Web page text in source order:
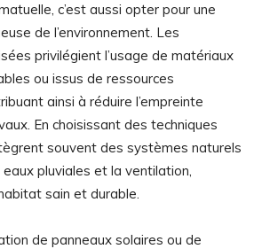
c’est aussi opter pour une
de l’environnement. Les
privilégient l’usage de matériaux
ou issus de ressources
ainsi à réduire l’empreinte
En choisissant des techniques
souvent des systèmes naturels
pluviales et la ventilation,
sain et durable.
de panneaux solaires ou de